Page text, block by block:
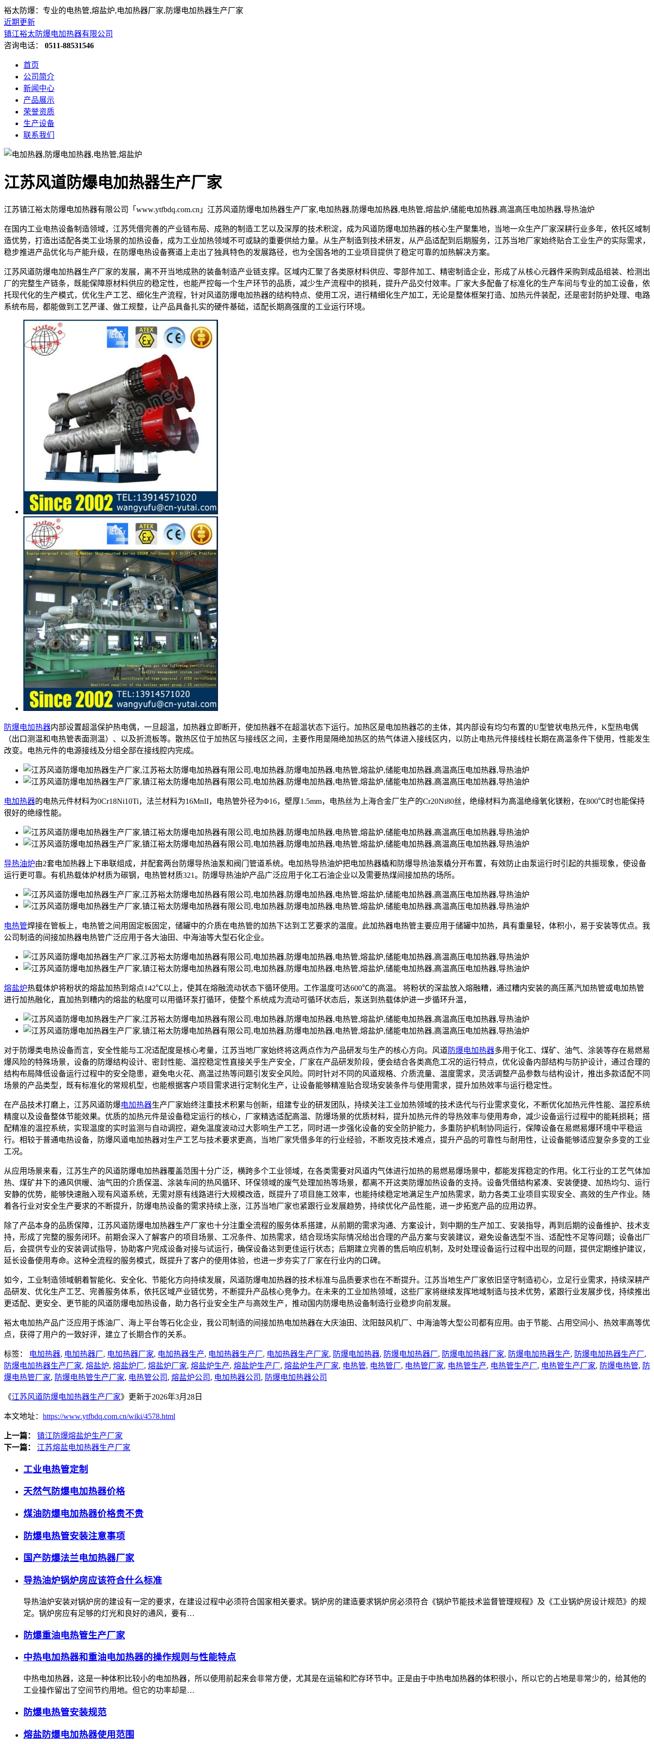
裕太防爆：专业的电热管,熔盐炉,电加热器厂家,防爆电加热器生产厂家
近期更新
镇江裕太防爆电加热器有限公司
咨询电话： 0511-88531546
首页
公司简介
新闻中心
产品展示
荣誉资质
生产设备
联系我们
江苏风道防爆电加热器生产厂家
江苏镇江裕太防爆电加热器有限公司「www.ytfbdq.com.cn」江苏风道防爆电加热器生产厂家,电加热器,防爆电加热器,电热管,熔盐炉,储能电加热器,高温高压电加热器,导热油炉
在国内工业电热设备制造领域，江苏凭借完善的产业链布局、成熟的制造工艺以及深厚的技术积淀，成为风道防爆电加热器的核心生产聚集地，当地一众生产厂家深耕行业多年，依托区域制
造优势，打造出适配各类工业场景的加热设备，成为工业加热领域不可或缺的重要供给力量。从生产制造到技术研发，从产品适配到后期服务，江苏当地厂家始终贴合工业生产的实际需求，
稳步推进产品优化与产能升级，在防爆电热设备赛道上走出了独具特色的发展路径，也为全国各地的工业项目提供了稳定可靠的加热解决方案。
江苏风道防爆电加热器生产厂家的发展，离不开当地成熟的装备制造产业链支撑。区域内汇聚了各类原材料供应、零部件加工、精密制造企业，形成了从核心元器件采购到成品组装、检测出
厂的完整生产链条，既能保障原材料供应的稳定性，也能严控每一个生产环节的品质，减少生产流程中的损耗，提升产品交付效率。厂家大多配备了标准化的生产车间与专业的加工设备，依
托现代化的生产模式，优化生产工艺、细化生产流程，针对风道防爆电加热器的结构特点、使用工况，进行精细化生产加工，无论是整体框架打造、加热元件装配，还是密封防护处理、电路
系统布局，都能做到工艺严谨、做工规整，让产品具备扎实的硬件基础，适配长期高强度的工业运行环境。
防爆电加热器内部设置超温保护热电偶，一旦超温，加热器立即断开，使加热器不在超温状态下运行。加热区是电加热器芯的主体，其内部设有均匀布置的U型管状电热元件，K型热电偶
（出口测温和电热管表面测温）、以及折流板等。散热区位于加热区与接线区之间，主要作用是隔绝加热区的热气体进入接线区内，以防止电热元件接线柱长期在高温条件下使用，性能发生
改变。电热元件的电源接线及分组全部在接线腔内完成。
电加热器的电热元件材料为0Cr18Ni10Ti，法兰材料为16MnII，电热管外径为Φ16，壁厚1.5mm，电热丝为上海合金厂生产的Cr20Ni80丝，绝缘材料为高温绝缘氧化镁粉，在800℃时也能保持
很好的绝缘性能。
导热油炉由2套电加热器上下串联组成，并配套两台防爆导热油泵和阀门管道系统。电加热导热油炉把电加热器橇和防爆导热油泵橇分开布置，有效防止由泵运行时引起的共振现象，使设备
运行更可靠。有机热载体炉材质为碳钢，电热管材质321。防爆导热油炉产品广泛应用于化工石油企业以及需要热煤间接加热的场所。
电热管焊接在管板上，电热管之间用固定板固定，储罐中的介质在电热管的加热下达到工艺要求的温度。此加热器电热管主要应用于储罐中加热，具有重量轻，体积小，易于安装等优点。我
公司制造的间接加热器电热管广泛应用于各大油田、中海油等大型石化企业。
熔盐炉热载体炉将粉状的熔盐加热到熔点142℃以上，使其在熔融流动状态下循环使用。工作温度可达600℃的高温。 将粉状的深盐放入熔融糟，通过糟内安装的高压蒸汽加热管或电加热管
进行加热融化，直加热到糟内的熔盐的粘度可以用循环泵打循环，使整个系统成为流动可循环状态后，泵送到热载体炉进一步循环升温，
对于防爆类电热设备而言，安全性能与工况适配度是核心考量，江苏当地厂家始终将这两点作为产品研发与生产的核心方向。风道防爆电加热器多用于化工、煤矿、油气、涂装等存在易燃易
爆风险的特殊场景，设备的防爆结构设计、密封性能、温控稳定性直接关乎生产安全，厂家在产品研发阶段，便会结合各类高危工况的运行特点，优化设备内部结构与防护设计，通过合理的
结构布局降低设备运行过程中的安全隐患，避免电火花、高温过热等问题引发安全风险。同时针对不同的风道规格、介质流量、温度需求，灵活调整产品参数与结构设计，推出多款适配不同
场景的产品类型，既有标准化的常规机型，也能根据客户项目需求进行定制化生产，让设备能够精准贴合现场安装条件与使用需求，提升加热效率与运行稳定性。
在产品技术打磨上，江苏风道防爆电加热器生产厂家始终注重技术积累与创新，组建专业的研发团队，持续关注工业加热领域的技术迭代与行业需求变化，不断优化加热元件性能、温控系统
精度以及设备整体节能效果。优质的加热元件是设备稳定运行的核心，厂家精选适配高温、防爆场景的优质材料，提升加热元件的导热效率与使用寿命，减少设备运行过程中的能耗损耗；搭
配精准的温控系统，实现温度的实时监测与自动调控，避免温度波动过大影响生产工艺，同时进一步强化设备的安全防护能力，多重防护机制协同运行，保障设备在易燃易爆环境中平稳运
行。相较于普通电热设备，防爆风道电加热器对生产工艺与技术要求更高，当地厂家凭借多年的行业经验，不断攻克技术难点，提升产品的可靠性与耐用性，让设备能够适应复杂多变的工业
工况。
从应用场景来看，江苏生产的风道防爆电加热器覆盖范围十分广泛，横跨多个工业领域，在各类需要对风道内气体进行加热的易燃易爆场景中，都能发挥稳定的作用。化工行业的工艺气体加
热、煤矿井下的通风供暖、油气田的介质保温、涂装车间的热风循环、环保领域的废气处理加热等场景，都离不开这类防爆加热设备的支持。设备凭借结构紧凑、安装便捷、加热均匀、运行
安静的优势，能够快速融入现有风道系统，无需对原有线路进行大规模改造，既提升了项目施工效率，也能持续稳定地满足生产加热需求，助力各类工业项目实现安全、高效的生产作业。随
着各行业对安全生产要求的不断提升，防爆电热设备的需求持续上涨，江苏当地厂家也紧跟行业发展趋势，持续优化产品性能，进一步拓宽产品的应用边界。
除了产品本身的品质保障，江苏风道防爆电加热器生产厂家也十分注重全流程的服务体系搭建，从前期的需求沟通、方案设计，到中期的生产加工、安装指导，再到后期的设备维护、技术支
持，形成了完整的服务闭环。前期会深入了解客户的项目场景、工况条件、加热需求，结合现场实际情况给出合理的产品方案与安装建议，避免设备选型不当、适配性不足等问题；设备出厂
后，会提供专业的安装调试指导，协助客户完成设备对接与试运行，确保设备达到更佳运行状态；后期建立完善的售后响应机制，及时处理设备运行过程中出现的问题，提供定期维护建议，
延长设备使用寿命。这种全流程的服务模式，既提升了客户的使用体验，也进一步夯实了厂家在行业内的口碑。
如今，工业制造领域朝着智能化、安全化、节能化方向持续发展，风道防爆电加热器的技术标准与品质要求也在不断提升。江苏当地生产厂家依旧坚守制造初心，立足行业需求，持续深耕产
品研发、优化生产工艺、完善服务体系，依托区域产业链优势，不断提升产品核心竞争力。在未来的工业加热领域，这些厂家将继续发挥地域制造与技术优势，紧跟行业发展步伐，持续推出
更适配、更安全、更节能的风道防爆电加热设备，助力各行业安全生产与高效生产，推动国内防爆电热设备制造行业稳步向前发展。
裕太电加热产品广泛应用于炼油厂、海上平台等石化企业，我公司制造的间接加热电加热器在大庆油田、沈阳鼓风机厂、中海油等大型公司都有应用。由于节能、占用空间小、热效率高等优
点，获得了用户的一致好评，建立了长期合作的关系。
标签： 电加热器, 电加热器厂, 电加热器厂家, 电加热器生产, 电加热器生产厂, 电加热器生产厂家, 防爆电加热器, 防爆电加热器厂, 防爆电加热器厂家, 防爆电加热器生产, 防爆电加热器生产厂,
防爆电加热器生产厂家, 熔盐炉, 熔盐炉厂, 熔盐炉厂家, 熔盐炉生产, 熔盐炉生产厂, 熔盐炉生产厂家, 电热管, 电热管厂, 电热管厂家, 电热管生产, 电热管生产厂, 电热管生产厂家, 防爆电热管, 防
爆电热管厂家, 防爆电热管生产厂家, 电热管公司 , 熔盐炉公司 , 电加热器公司 , 防爆电加热器公司
《江苏风道防爆电加热器生产厂家》更新于2026年3月28日
本文地址： https://www.ytfbdq.com.cn/wiki/4578.html
上一篇：
镇江防爆熔盐炉生产厂家
下一篇：
江苏熔盐电加热器生产厂家
工业电热管定制
天然气防爆电加热器价格
煤油防爆电加热器价格贵不贵
防爆电热管安装注意事项
国产防爆法兰电加热器厂家
导热油炉锅炉房应该符合什么标准
导热油炉安装对锅炉房的建设有一定的要求，在建设过程中必须符合国家相关要求。锅炉房的建造要求锅炉房必须符合《锅炉节能技术监督管理规程》及《工业锅炉房设计规范》的规
定。锅炉房应有足够的灯光和良好的通风，要有…
防爆重油电热管生产厂家
中热电加热器和重油电加热器的操作规则与性能特点
中热电加热器，这是一种体积比较小的电加热器，所以使用前起来会非常方便，尤其是在运输和贮存环节中。正是由于中热电加热器的体积很小，所以它的占地是非常少的，给其他的
工业操作留出了空间节约用地。但它的功率却是…
防爆电热管安装规范
熔盐防爆电加热器使用范围